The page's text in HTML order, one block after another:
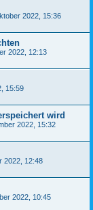
2022, 15:36
2022, 12:13
15:59
wird
2022, 15:32
2022, 12:48
2022, 10:45